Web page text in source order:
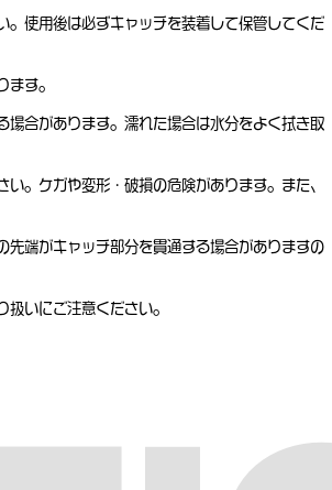
使用後は必ずキャッチを装着して保管してくだ
す。
合があります。濡れた場合は水分をよく拭き取
。ケガや変形・破損の危険があります。また、
端がキャッチ部分を貫通する場合がありますの
いにご注意ください。